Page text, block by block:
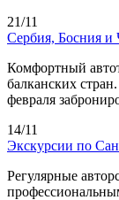
21/11
Сербия, Босния и
Комфортный
балканских
февраля
14/11
Экскурсии по
Регулярные